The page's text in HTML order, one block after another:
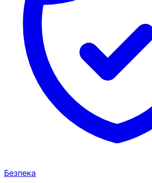
Безпека